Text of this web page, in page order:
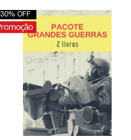
30% OFF